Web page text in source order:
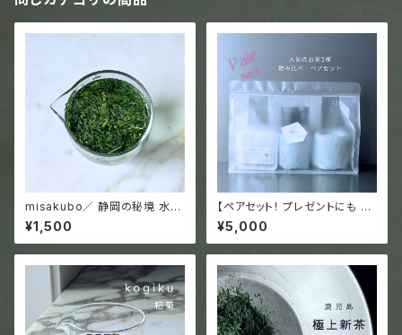
misakubo／ 静岡の秘境 水窪
レア 水出し 日本茶 15g ジッパ
ー袋入
¥1,500
【ペアセット！ プレゼントにも グ
ラス付き】MATRA 飲み比べ3種
セット／人気セレクション／帰省
土産
¥5,000